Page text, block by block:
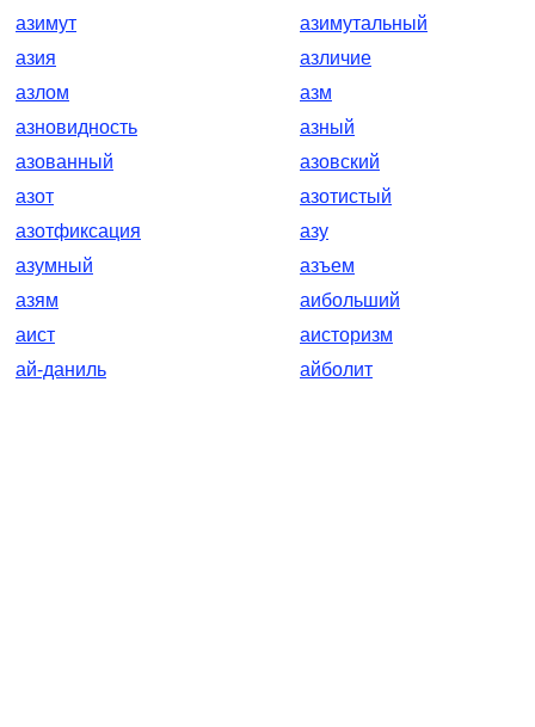
азимут
азимутальный
азия
азличие
азлом
азм
азновидность
азный
азованный
азовский
азот
азотистый
азотфиксация
азу
азумный
азъем
азям
аибольший
аист
аисторизм
ай-даниль
айболит